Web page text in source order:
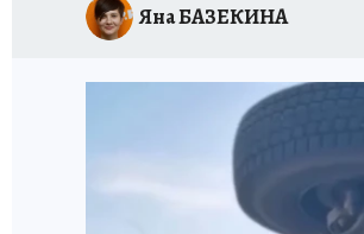
Яна БАЗЕКИНА